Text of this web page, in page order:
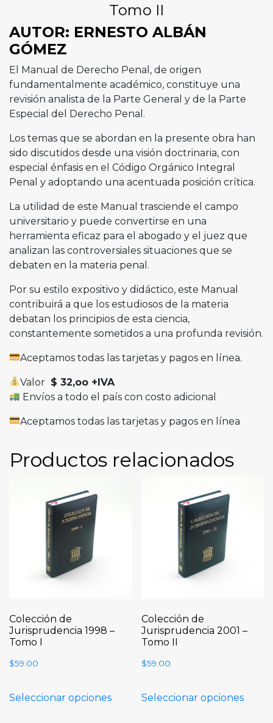
Tomo II
AUTOR: ERNESTO ALBÁN
GÓMEZ
El Manual de Derecho Penal, de origen
fundamentalmente académico, constituye una
revisión analista de la Parte General y de la Parte
Especial del Derecho Penal.
Los temas que se abordan en la presente obra han
sido discutidos desde una visión doctrinaria, con
especial énfasis en el Código Orgánico Integral
Penal y adoptando una acentuada posición crítica.
La utilidad de este Manual trasciende el campo
universitario y puede convertirse en una
herramienta eficaz para el abogado y el juez que
analizan las controversiales situaciones que se
debaten en la materia penal.
Por su estilo expositivo y didáctico, este Manual
contribuirá a que los estudiosos de la materia
debatan los principios de esta ciencia,
constantemente sometidos a una profunda revisión.
Aceptamos todas las tarjetas y pagos en línea.
Valor $ 32,oo +IVA
Envíos a todo el país con costo adicional
Aceptamos todas las tarjetas y pagos en línea
Productos relacionados
Colección de
Jurisprudencia 1998 –
Tomo I
$59.00
Seleccionar opciones
Colección de
Jurisprudencia 2001 –
Tomo II
$59.00
Seleccionar opciones